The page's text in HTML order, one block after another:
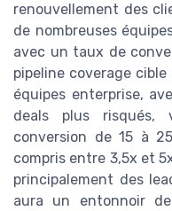
renouvellement des
de nombreuses
avec un taux de
pipeline coverage
équipes enterprise,
deals plus
conversion de 15 à
compris entre 3,5x et
principalement des
aura un entonnoir